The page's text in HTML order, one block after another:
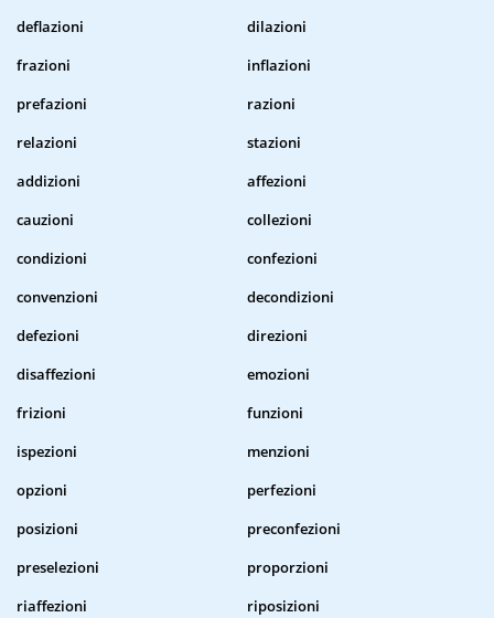
deflazioni
dilazioni
frazioni
inflazioni
prefazioni
razioni
relazioni
stazioni
addizioni
affezioni
cauzioni
collezioni
condizioni
confezioni
convenzioni
decondizioni
defezioni
direzioni
disaffezioni
emozioni
frizioni
funzioni
ispezioni
menzioni
opzioni
perfezioni
posizioni
preconfezioni
preselezioni
proporzioni
riaffezioni
riposizioni